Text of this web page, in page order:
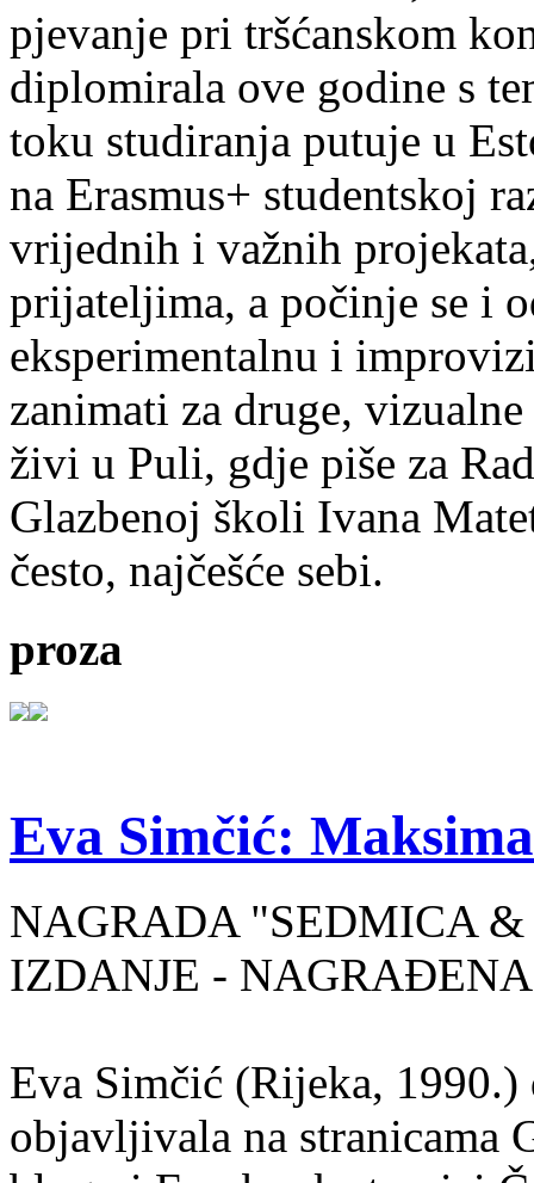
pjevanje pri tršćanskom
diplomirala ove godine s
toku studiranja putuje u
na Erasmus+ studentskoj
vrijednih i važnih
prijateljima, a počinje se i
eksperimentalnu i
zanimati za druge,
živi u Puli, gdje piše za
Glazbenoj školi Ivana
često, najčešće sebi.
proza
Eva Simčić:
NAGRADA "SEDMICA
IZDANJE -
Eva Simčić (Rijeka, 1990.)
objavljivala na stranicama